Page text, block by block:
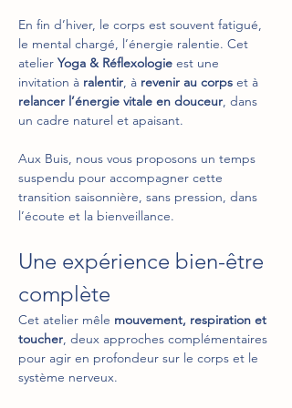
En fin d’hiver, le corps est souvent fatigué,
le mental chargé, l’énergie ralentie. Cet
atelier Yoga & Réflexologie est une
invitation à ralentir, à revenir au corps et à
relancer l’énergie vitale en douceur, dans
un cadre naturel et apaisant.
Aux Buis, nous vous proposons un temps
suspendu pour accompagner cette
transition saisonnière, sans pression, dans
l’écoute et la bienveillance.
Une expérience bien-être
complète
Cet atelier mêle mouvement, respiration et
toucher, deux approches complémentaires
pour agir en profondeur sur le corps et le
système nerveux.